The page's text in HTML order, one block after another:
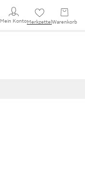
Mein KontoMerkzettel Warenkorb